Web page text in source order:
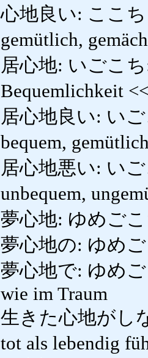
心地良い: ここち
gemütlich,
居心地: いごこ
Bequemlichkeit
居心地良い: いご
bequem,
居心地悪い: いご
unbequem,
夢心地: ゆめごこ
夢心地の: ゆめご
夢心地で: ゆめご
wie im Traum
生きた心地がし
tot als lebendig